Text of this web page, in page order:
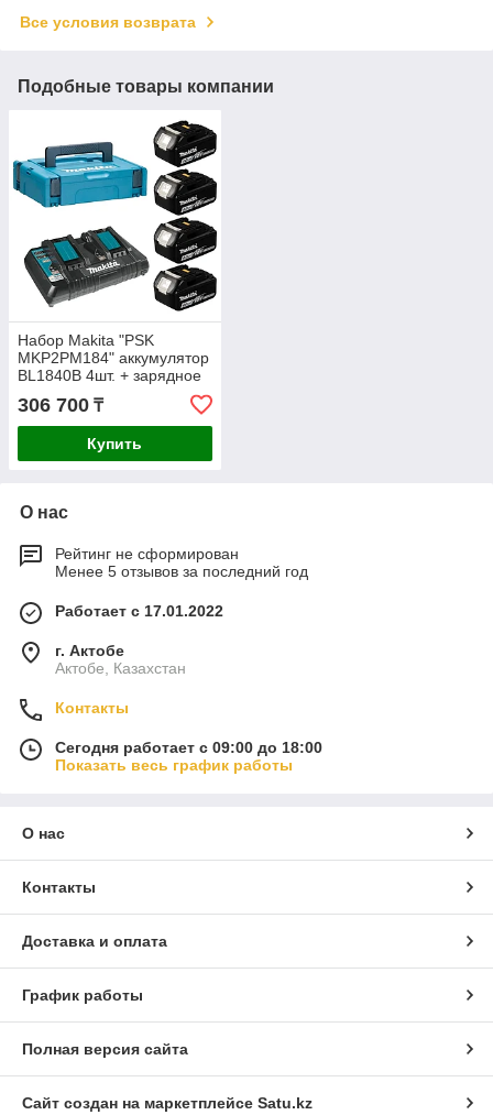
Все условия возврата
Подобные товары компании
Набор Makita "PSK
MKP2PM184" аккумулятор
BL1840B 4шт. + зарядное
устройство DC18RD +
кейс Makpac 2 198489-5
306 700 ₸
Купить
О нас
Рейтинг не сформирован
Менее 5 отзывов за последний год
Работает с 17.01.2022
г. Актобе
Актобе, Казахстан
Контакты
Сегодня работает с 09:00 до 18:00
Показать весь график работы
О нас
Контакты
Доставка и оплата
График работы
Полная версия сайта
Сайт создан на маркетплейсе Satu.kz